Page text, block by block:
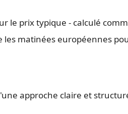
le prix typique - calculé
les matinées européennes
approche claire et